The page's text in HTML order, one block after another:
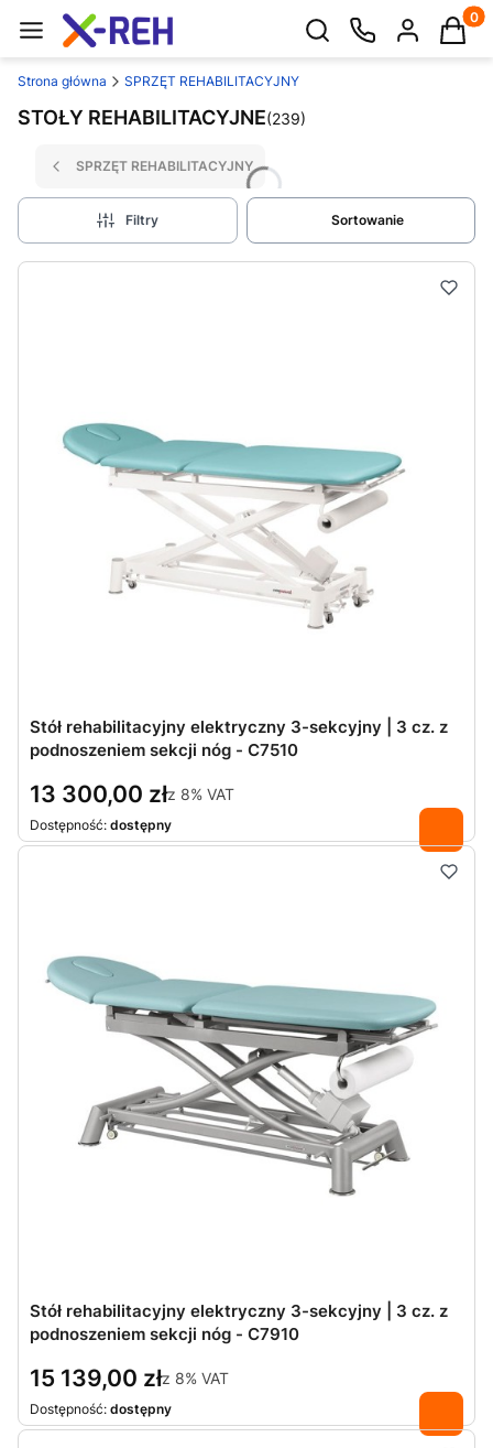
Otwórz wyszukiwarkę
Strona główna SPRZĘT REHABILITACYJNY
STOŁY REHABILITACYJNE(239)
SPRZĘT REHABILITACYJNY
Filtry Sortowanie
Stół rehabilitacyjny elektryczny 3-sekcyjny | 3 cz. z
podnoszeniem sekcji nóg - C7510
13 300,00 złz 8% VAT
Dostępność: dostępny
Stół rehabilitacyjny elektryczny 3-sekcyjny | 3 cz. z
podnoszeniem sekcji nóg - C7910
15 139,00 złz 8% VAT
Dostępność: dostępny